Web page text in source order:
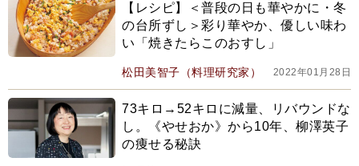
【レシピ】＜普段の日も華やかに・冬
の台所ずし＞彩り華やか、優しい味わ
い「焼きたらこのおすし」
松田美智子（料理研究家） 2022年01月28日
73キロ→52キロに減量、リバウンドな
し。《やせおか》から10年、柳澤英子
の痩せる秘訣